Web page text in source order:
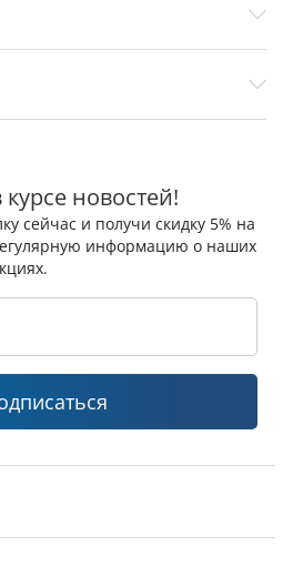
курсе новостей!
сейчас и получи скидку 5% на
информацию о наших